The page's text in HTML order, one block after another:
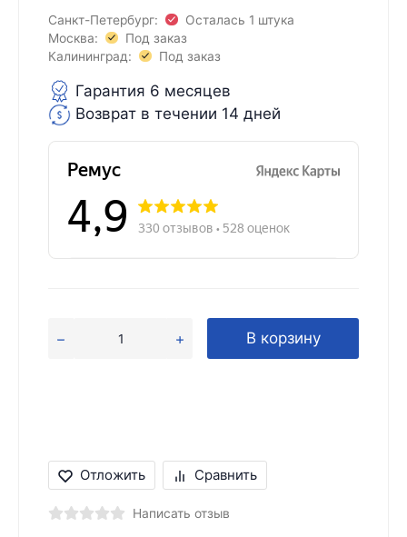
Санкт-Петербург:
Осталась 1 штука
Москва:
Под заказ
Калининград:
Под заказ
Гарантия 6 месяцев
Возврат в течении 14 дней
В корзину
Отложить Сравнить
Написать отзыв